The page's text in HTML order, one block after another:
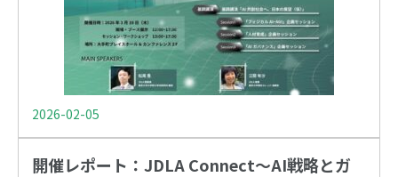
2026-02-05
開催レポート：JDLA Connect〜AI戦略とガ